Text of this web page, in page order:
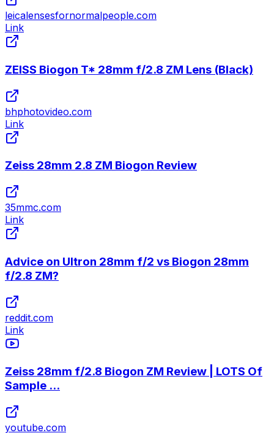
leicalensesfornormalpeople.com
Link
ZEISS Biogon T* 28mm f/2.8 ZM Lens (Black)
bhphotovideo.com
Link
Zeiss 28mm 2.8 ZM Biogon Review
35mmc.com
Link
Advice on Ultron 28mm f/2 vs Biogon 28mm
f/2.8 ZM?
reddit.com
Link
Zeiss 28mm f/2.8 Biogon ZM Review | LOTS Of
Sample ...
youtube.com